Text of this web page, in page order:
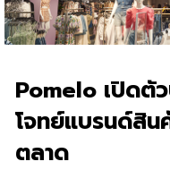
Pomelo เปิดตั
โจทย์แบรนด์สิน
ตลาด